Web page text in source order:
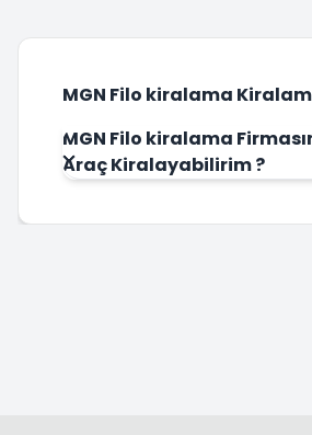
MGN Filo kiralama
MGN Filo kiralama
Araç Kiralayabilirim ?